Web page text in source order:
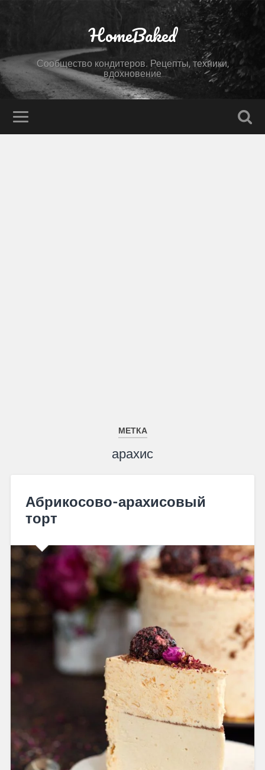
HomeBaked
Сообщество кондитеров. Рецепты, техники,
вдохновение
МЕТКА
арахис
Абрикосово-арахисовый
торт